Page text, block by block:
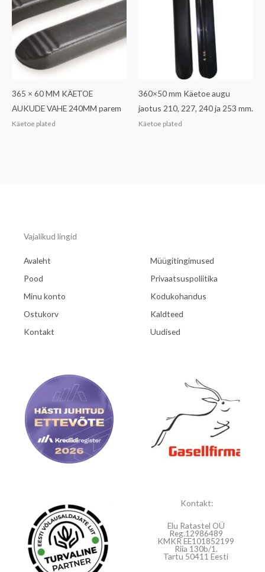
365 × 60 MM KÄETOE
AUKUDE VAHE 240MM parem
Käetoe plated
360×50 mm Käetoe augu
jaotus 210, 227, 240 ja 253 mm.
Käetoe plated
Vajalikud lingid
Avaleht
Pood
Minu konto
Ostukorv
Kontakt
Müügitingimused
Privaatsuspoliitika
Kodukohandus
Kaldteed
Uudised
Kontakt:
Elu Ratastel OÜ
Reg.12986489
KMKR EE101852199
Riia 130b/1.
Tartu 50411 Eesti